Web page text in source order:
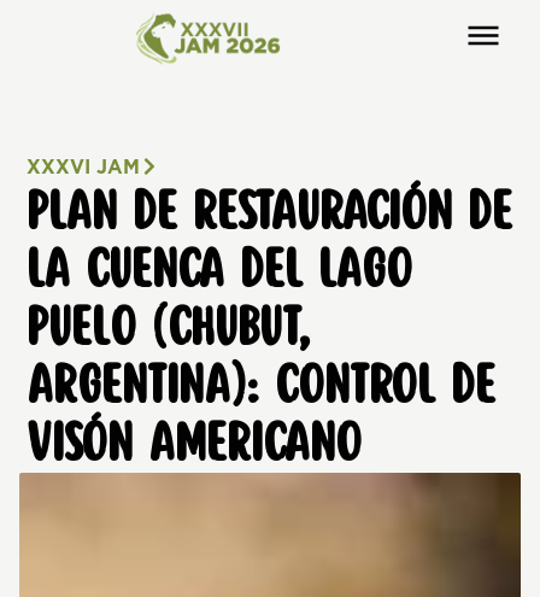
XXXVI JAM
PLAN DE RESTAURACIÓN DE
LA CUENCA DEL LAGO
PUELO (CHUBUT,
ARGENTINA): CONTROL DE
VISÓN AMERICANO